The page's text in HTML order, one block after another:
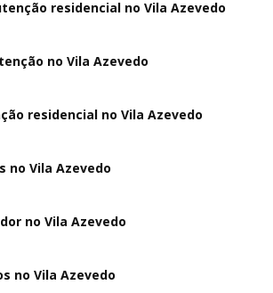
residencial no Vila Azevedo
no Vila Azevedo
residencial no Vila Azevedo
no Vila Azevedo
no Vila Azevedo
no Vila Azevedo